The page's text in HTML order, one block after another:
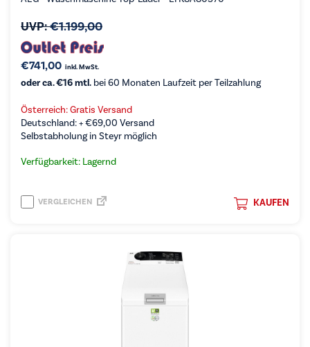
UVP:€1.199,00
€741,00 inkl. MwSt.
oder ca. €16 mtl. bei 60 Monaten Laufzeit per Teilzahlung
Österreich: Gratis Versand
Deutschland: +€69,00 Versand
Selbstabholung in Steyr möglich
Verfügbarkeit: Lagernd
KAUFEN
VERGLEICHEN